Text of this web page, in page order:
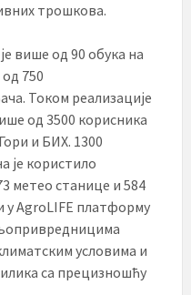
трошкова.
више од 90 обука на
750
Током реализације
од 3500 корисника
и БИХ. 1300
је користило
метео станице и 584
у AgroLIFE платформу
условима и
са прецизношћу